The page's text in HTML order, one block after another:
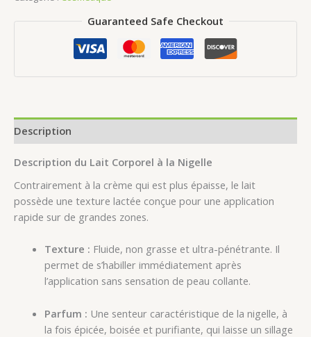
Guaranteed Safe Checkout
Description
Description du Lait Corporel à la Nigelle
Contrairement à la crème qui est plus épaisse, le lait
possède une texture lactée conçue pour une application
rapide sur de grandes zones.
Texture : Fluide, non grasse et ultra-pénétrante. Il
permet de s’habiller immédiatement après
l’application sans sensation de peau collante.
Parfum : Une senteur caractéristique de la nigelle, à
la fois épicée, boisée et purifiante, qui laisse un sillage